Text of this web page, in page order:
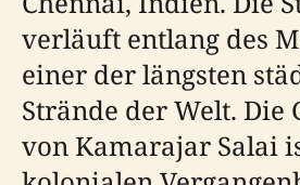
verläuft entlang des
einer der längsten
Strände der Welt. Die
von Kamarajar Salai